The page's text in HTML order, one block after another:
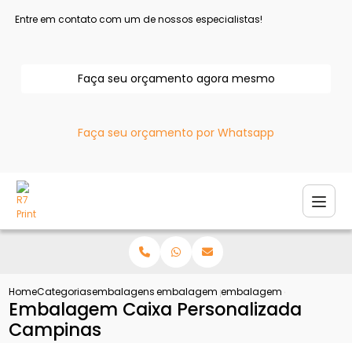
Entre em contato com um de nossos especialistas!
Faça seu orçamento agora mesmo
Faça seu orçamento por Whatsapp
HomeCategoriasembalagens personalizadas
embalagem papelao personalizada
embalagem caixa
Embalagem Caixa Personalizada
Campinas